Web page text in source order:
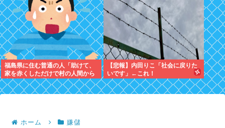
福島県に住む普通の人「助けて、
家を赤くしただけで村の人間から
宗教施設だと通報が殺到して困っ
てるの！」
【悲報】内田りこ「社会に戻りた
いです」←これ！
ホーム 嫌儲